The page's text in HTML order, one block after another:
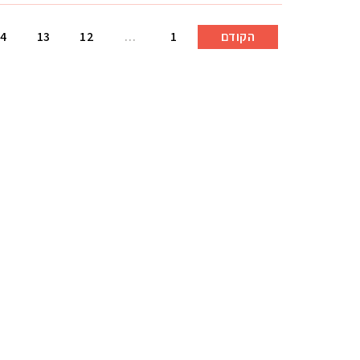
הקודם 1
…
12
13